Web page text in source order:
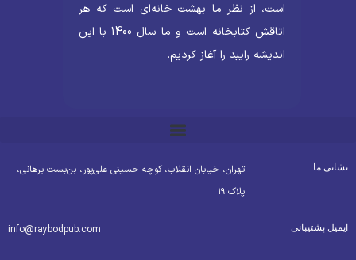
است، از نظر ما بهشت خانه‌ای است که هر
اتاقش کتابخانه است و ما سال 1400 با این
اندیشه رایبد را آغاز کردیم.
ما
تهران، خیابان انقلاب، کوچه حسینی علی‌پور، بن‌بست برهانی،
پلاک ۱۹
پشتیبانی info@raybodpub.com